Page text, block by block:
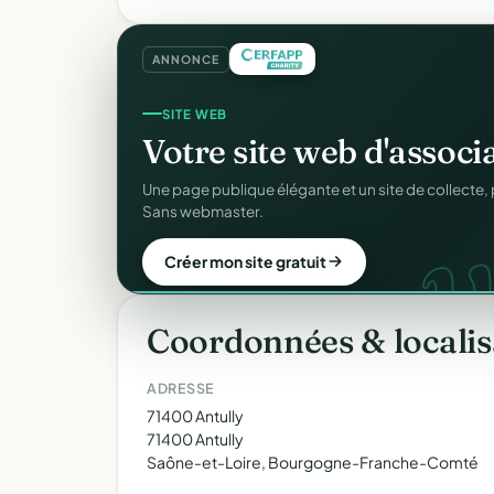
ANNONCE
CRM ASSOCIATIF
UnCRM completpour
Fiches donateurs, historique des dons, relances,
fichiers Excel.
Découvrir le CRM gratuit
SITE WEB
Votre site web
Une page publique élégante et un site de collecte,
Sans webmaster.
Créer mon site gratuit
Coordonnées &
ADRESSE
71400 Antully
71400 Antully
Saône-et-Loire, Bourgogne-Franche-Comté